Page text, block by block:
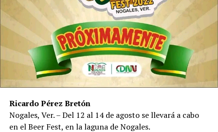
Ricardo Pérez Bretón
Nogales, Ver. – Del 12 al 14 de agosto se llevará a cabo
en el Beer Fest, en la laguna de Nogales.